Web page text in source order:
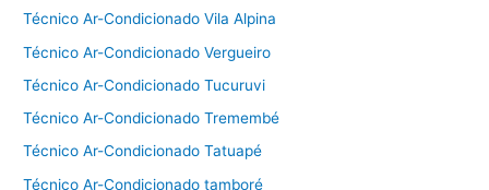
Técnico Ar-Condicionado Vila Alpina
Técnico Ar-Condicionado Vergueiro
Técnico Ar-Condicionado Tucuruvi
Técnico Ar-Condicionado Tremembé
Técnico Ar-Condicionado Tatuapé
Técnico Ar-Condicionado tamboré